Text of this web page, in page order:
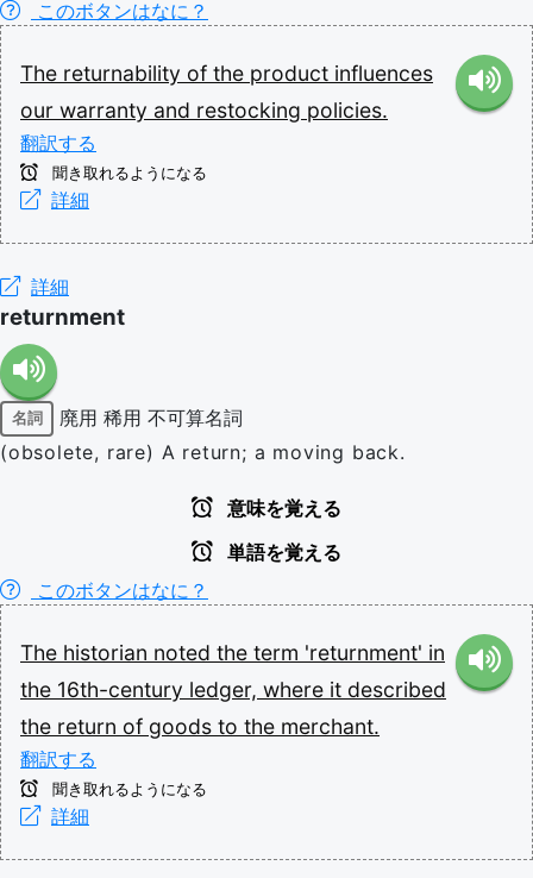
このボタンはなに？
The returnability of the product influences
our warranty and restocking policies.
翻訳する
聞き取れるようになる
詳細
詳細
returnment
名詞 廃用 稀用 不可算名詞
(obsolete, rare) A return; a moving back.
意味を覚える
単語を覚える
このボタンはなに？
The historian noted the term 'returnment' in
the 16th-century ledger, where it described
the return of goods to the merchant.
翻訳する
聞き取れるようになる
詳細